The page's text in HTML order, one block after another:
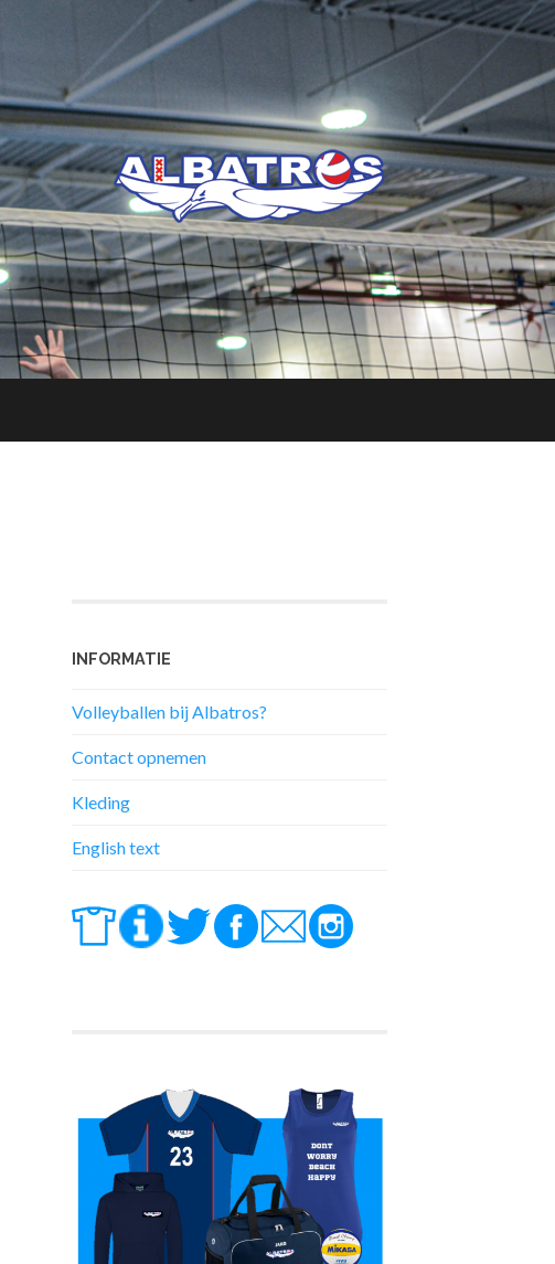
INFORMATIE
Volleyballen bij Albatros?
Contact opnemen
Kleding
English text